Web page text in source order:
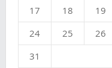
17
18 19
24
25 26
31